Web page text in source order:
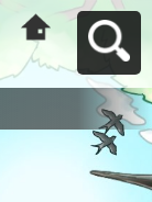
大府市民活動支
援サイト コラビ
アへ戻る